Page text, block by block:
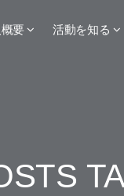
要 活動を知る